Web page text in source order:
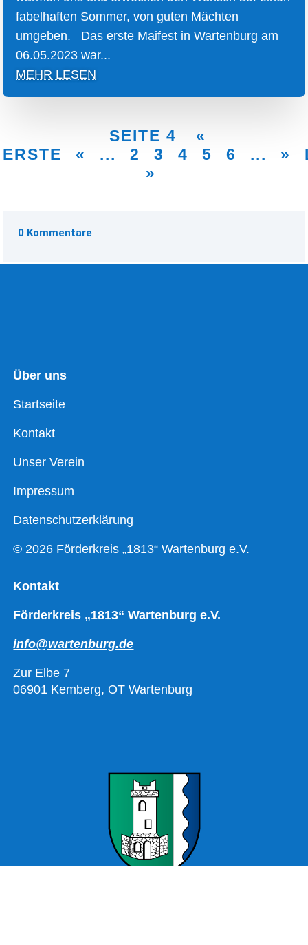
fabelhaften Sommer, von guten Mächten
umgeben. Das erste Maifest in Wartenburg am
06.05.2023 war...
MEHR LESEN
SEITE 4
«
ERSTE
« ... 2 3 4 5 6 ... »
»
0 Kommentare
Über uns
Startseite
Kontakt
Unser Verein
Impressum
Datenschutzerklärung
© 2026 Förderkreis „1813“ Wartenburg e.V.
Kontakt
Förderkreis „1813“ Wartenburg e.V.
info@wartenburg.de
Zur Elbe 7
06901 Kemberg, OT Wartenburg